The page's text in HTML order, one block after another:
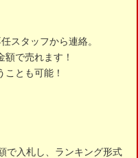
スタッフから連絡。
額で売れます！
ことも可能！
で入札し、ランキング形式